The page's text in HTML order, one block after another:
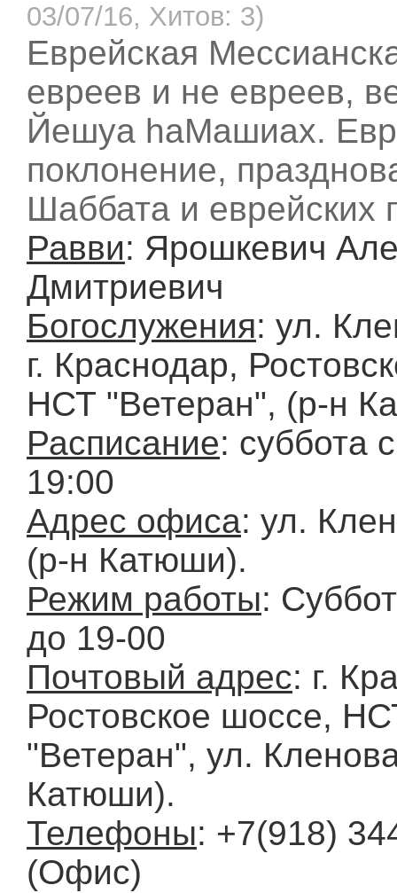
03/07/16, Хитов: 3)
Еврейская
евреев и не евреев,
Йешуа hаМашиах.
поклонение,
Шаббата и еврейских
Равви: Ярошкевич
Дмитриевич
Богослужения: ул.
г. Краснодар,
НСТ "Ветеран", (р-н
Расписание: суббота
19:00
Адрес офиса: ул.
(р-н Катюши).
Режим работы:
до 19-00
Почтовый адрес: г.
Ростовское шоссе,
"Ветеран", ул.
Катюши).
Телефоны: +7(918)
(Офис)